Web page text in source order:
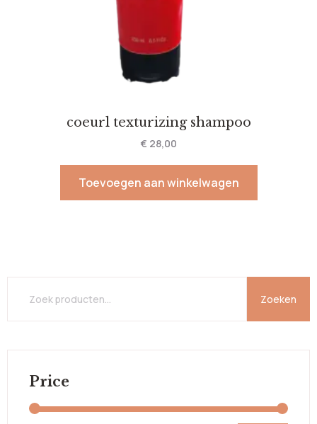
coeurl texturizing shampoo
€ 28,00
Toevoegen aan winkelwagen
Zoeken
Price